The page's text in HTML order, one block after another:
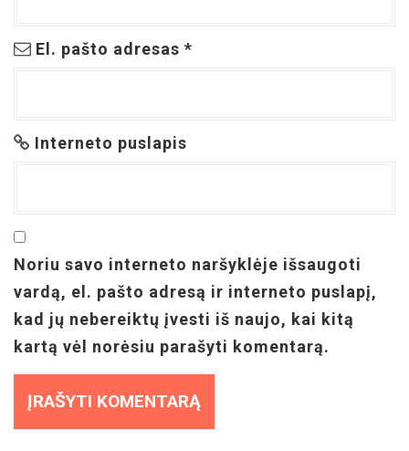
El. pašto adresas *
Interneto puslapis
Noriu savo interneto naršyklėje išsaugoti
vardą, el. pašto adresą ir interneto puslapį,
kad jų nebereiktų įvesti iš naujo, kai kitą
kartą vėl norėsiu parašyti komentarą.